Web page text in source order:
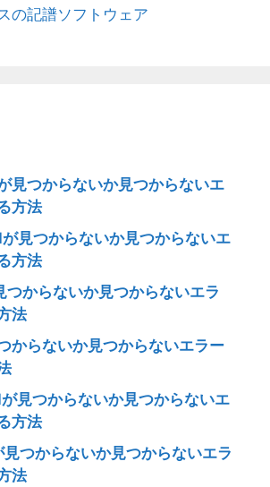
の記譜ソフトウェア
見つからないか見つからないエ
方法
見つからないか見つからないエ
方法
からないか見つからないエラ
法
からないか見つからないエラー
見つからないか見つからないエ
方法
つからないか見つからないエラ
法